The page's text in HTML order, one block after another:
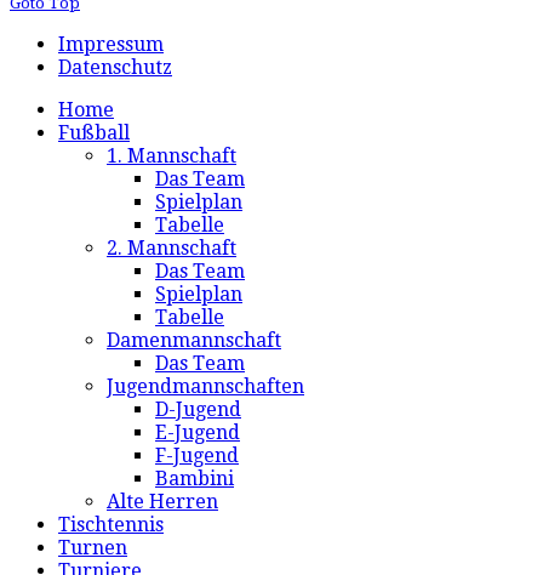
Impressum
Datenschutz
Home
Fußball
1. Mannschaft
Das Team
Spielplan
Tabelle
2. Mannschaft
Das Team
Spielplan
Tabelle
Damenmannschaft
Das Team
Jugendmannschaften
D-Jugend
E-Jugend
F-Jugend
Bambini
Alte Herren
Tischtennis
Turnen